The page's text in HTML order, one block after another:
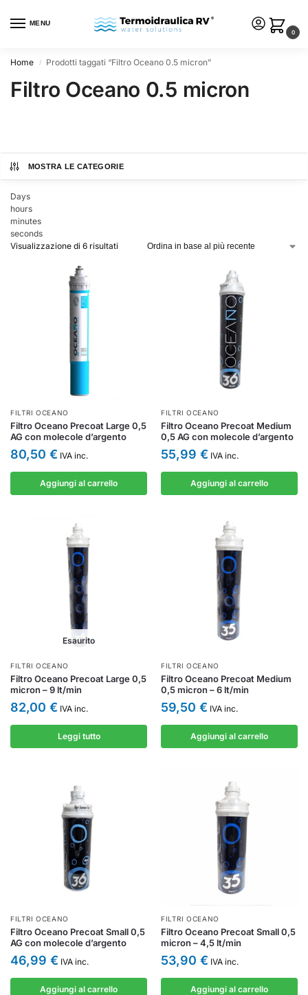
MENU
0
Home / Prodotti taggati “Filtro Oceano 0.5 micron”
Filtro Oceano 0.5 micron
MOSTRA LE CATEGORIE
Days
hours
minutes
seconds
Visualizzazione di 6 risultati
FILTRI OCEANO
Filtro Oceano Precoat Large 0,5
AG con molecole d’argento
80,50 € IVA inc.
Aggiungi al carrello
FILTRI OCEANO
Filtro Oceano Precoat Medium
0,5 AG con molecole d’argento
55,99 € IVA inc.
Aggiungi al carrello
Esaurito
FILTRI OCEANO
Filtro Oceano Precoat Large 0,5
micron – 9 lt/min
82,00 € IVA inc.
Leggi tutto
FILTRI OCEANO
Filtro Oceano Precoat Medium
0,5 micron – 6 lt/min
59,50 € IVA inc.
Aggiungi al carrello
FILTRI OCEANO
Filtro Oceano Precoat Small 0,5
AG con molecole d’argento
46,99 € IVA inc.
Aggiungi al carrello
FILTRI OCEANO
Filtro Oceano Precoat Small 0,5
micron – 4,5 lt/min
53,90 € IVA inc.
Aggiungi al carrello